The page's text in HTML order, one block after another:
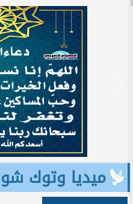
ميديا وتوك شو